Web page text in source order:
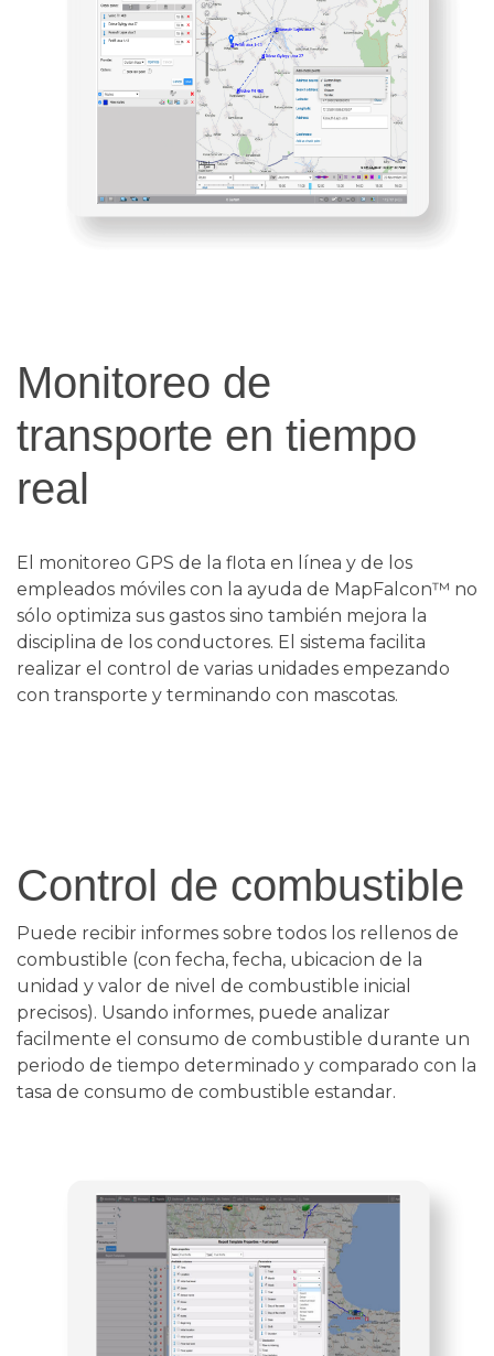
Monitoreo de
transporte en tiempo
real
El monitoreo GPS de la flota en línea y de los
empleados móviles con la ayuda de MapFalcon™ no
sólo optimiza sus gastos sino también mejora la
disciplina de los conductores. El sistema facilita
realizar el control de varias unidades empezando
con transporte y terminando con mascotas.
Control de combustible
Puede recibir informes sobre todos los rellenos de
combustible (con fecha, fecha, ubicacion de la
unidad y valor de nivel de combustible inicial
precisos). Usando informes, puede analizar
facilmente el consumo de combustible durante un
periodo de tiempo determinado y comparado con la
tasa de consumo de combustible estandar.